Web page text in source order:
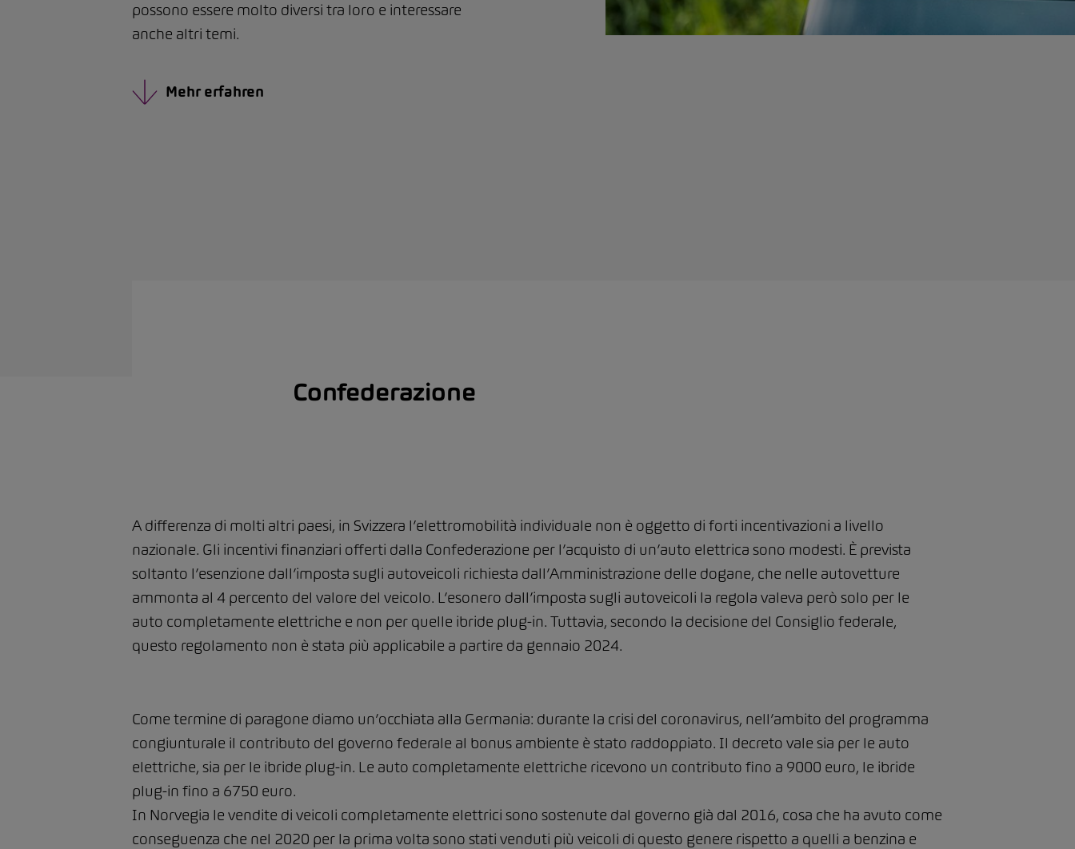
possono essere molto diversi tra loro e interessare
anche altri temi.
Mehr erfahren
Confederazione
A differenza di molti altri paesi, in Svizzera l’elettromobilità individuale non è oggetto di forti incentivazioni a livello
nazionale. Gli incentivi finanziari offerti dalla Confederazione per l’acquisto di un’auto elettrica sono modesti. È prevista
soltanto l’esenzione dall’imposta sugli autoveicoli richiesta dall’Amministrazione delle dogane, che nelle autovetture
ammonta al 4 percento del valore del veicolo. L’esonero dall’imposta sugli autoveicoli la regola valeva però solo per le
auto completamente elettriche e non per quelle ibride plug-in. Tuttavia, secondo la decisione del Consiglio federale,
questo regolamento non è stata più applicabile a partire da gennaio 2024.
Come termine di paragone diamo un’occhiata alla Germania: durante la crisi del coronavirus, nell’ambito del programma
congiunturale il contributo del governo federale al bonus ambiente è stato raddoppiato. Il decreto vale sia per le auto
elettriche, sia per le ibride plug-in. Le auto completamente elettriche ricevono un contributo fino a 9000 euro, le ibride
plug-in fino a 6750 euro.
In Norvegia le vendite di veicoli completamente elettrici sono sostenute dal governo già dal 2016, cosa che ha avuto come
conseguenza che nel 2020 per la prima volta sono stati venduti più veicoli di questo genere rispetto a quelli a benzina e